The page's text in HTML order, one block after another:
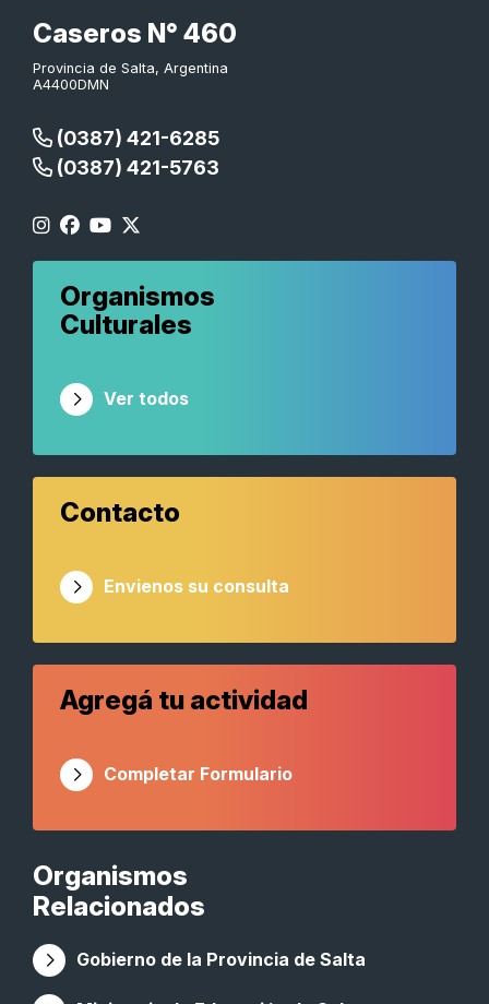
Caseros N° 460
Provincia de Salta, Argentina
A4400DMN
(0387) 421-6285
(0387) 421-5763
Organismos
Relacionados
Gobierno de la Provincia de Salta
Organismos
Culturales
Ver todos
Contacto
Envienos su consulta
Agregá tu actividad
Completar Formulario